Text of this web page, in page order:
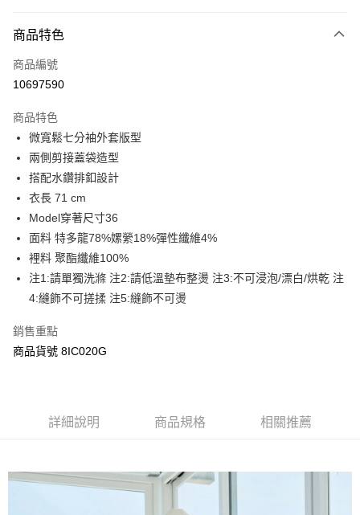
信用卡一次付款
LINE Pay
街口支付
悠遊付
Google Pay
全盈+PAY
AFTEE先享後付
相關說明
【關於「AFTEE先享後付」】
AFTEE先享後付是「在收到商品之後才付款」的支付方式。 讓您購物簡單
１．簡單：不需註冊會員、不需綁卡、不需儲值。
２．便利：只要手機號碼，簡訊認證，即可結帳。
結帳頁面，進行簡訊認證並確認金額後，即可完成結帳。
※ 請注意：結帳手續完成當下不需立刻繳費，但若您需要取消訂單，請聯絡
購買商品的店家。未經商家同意取消之訂單仍視為有效，需透過AFTEE先享
ATM付款
商品特色
商品編號
10697590
商品特色
微寬鬆七分袖外套版型
兩側剪接蓋袋造型
搭配水鑽排釦設計
衣長 71 cm
Model穿著尺寸36
面料 特多龍78%嫘縈18%彈性纖維4%
裡料 聚酯纖維100%
注1:請單獨洗滌 注2:請低溫墊布整燙 注3:不可浸泡/漂白/烘乾 注
4:縫飾不可搓揉 注5:縫飾不可燙
銷售重點
商品貨號 8IC020G
詳細說明 商品規格 相關推薦